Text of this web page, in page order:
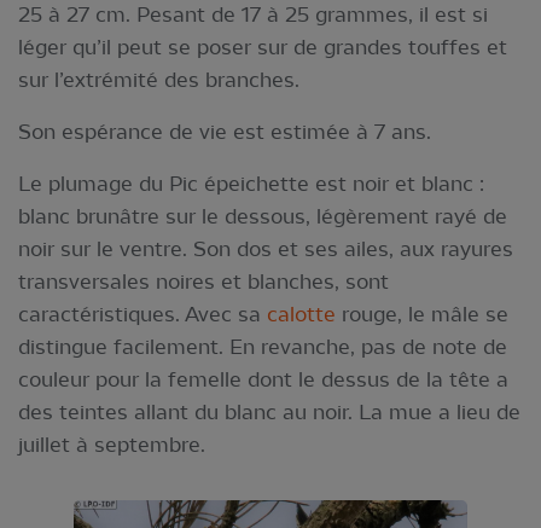
25 à 27 cm. Pesant de 17 à 25 grammes, il est si
léger qu’il peut se poser sur de grandes touffes et
sur l’extrémité des branches.
Son espérance de vie est estimée à 7 ans.
Le plumage du Pic épeichette est noir et blanc :
blanc brunâtre sur le dessous, légèrement rayé de
noir sur le ventre. Son dos et ses ailes, aux rayures
transversales noires et blanches, sont
caractéristiques. Avec sa calotte rouge, le mâle se
distingue facilement. En revanche, pas de note de
couleur pour la femelle dont le dessus de la tête a
des teintes allant du blanc au noir. La mue a lieu de
juillet à septembre.